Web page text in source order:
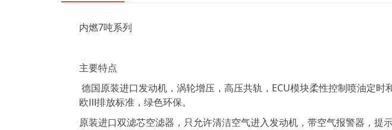
内燃7吨系列
主要特点
德国原装进口发动机，涡轮增压，高压共轨，ECU模块柔性控制喷油定时
欧Ⅲ排放标准，绿色环保。
原装进口双滤芯空滤器，只允许清洁空气进入发动机，带空气报警器，提示